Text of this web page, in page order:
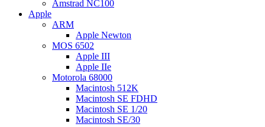
Amstrad NC100
Apple
ARM
Apple Newton
MOS 6502
Apple III
Apple IIe
Motorola 68000
Macintosh 512K
Macintosh SE FDHD
Macintosh SE 1/20
Macintosh SE/30